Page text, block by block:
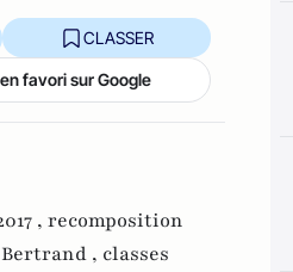
CLASSER
favori sur Google
, recomposition
, classes